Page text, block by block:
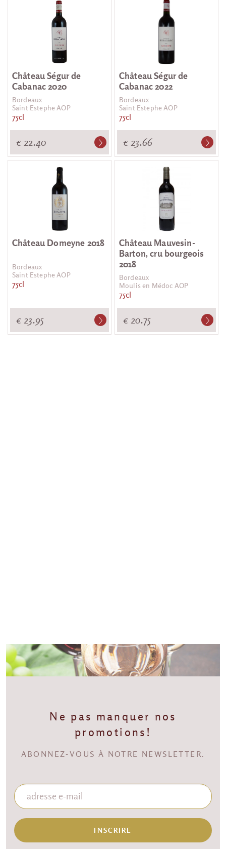
Château Ségur de
Cabanac 2020
Bordeaux
Saint Estephe AOP
75cl
€ 22.40
Château Ségur de
Cabanac 2022
Bordeaux
Saint Estephe AOP
75cl
€ 23.66
Château Domeyne 2018
Bordeaux
Saint Estephe AOP
75cl
€ 23.95
Château Mauvesin-
Barton, cru bourgeois
2018
Bordeaux
Moulis en Médoc AOP
75cl
€ 20.75
Ne pas manquer nos
promotions!
ABONNEZ-VOUS À NOTRE NEWSLETTER.
INSCRIRE